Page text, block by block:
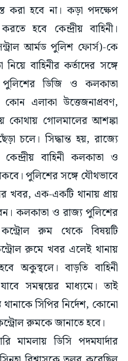
হবে কেন্দ্রীয় বাহিনী।
আর্মড পুলিশ ফোর্স)-কে
বাহিনীর কর্তাদের সঙ্গে
ডিজি ও কলকাতা
এলাকা উত্তেজনাপ্রবণ,
কোথায় গোলমালের আশঙ্কা
চলে। সিদ্ধান্ত হয়, রাজ্যে
বাহিনী কলকাতা ও
পুলিশের সঙ্গে যৌথভাবে
খবর, এক-একটি থানায় প্রায়
কলকাতা ও রাজ্য পুলিশের
রুম থেকে বিষয়টি
রুমে খবর এলেই থানায়
অকুস্থলে। বাড়তি বাহিনী
সমন্বয়ের মাধ্যমে। তাই
সিপির নির্দেশ, কোনো
রুমকে জানাতে হবে।
মামলায় ডিসি পদমযার্দার
বিশ্বাসকে তলব করেছিল